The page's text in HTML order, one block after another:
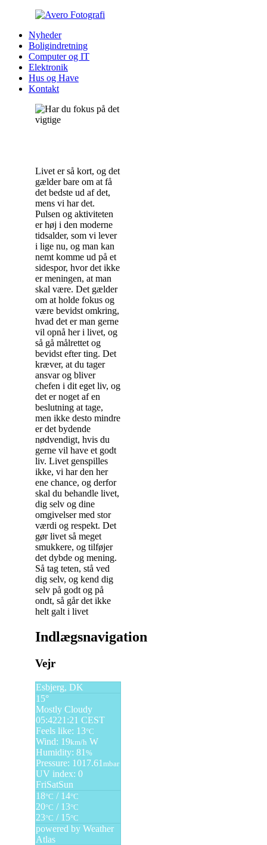
Nyheder
Boligindretning
Computer og IT
Elektronik
Hus og Have
Kontakt
Livet er så kort, og det
gælder bare om at få
det bedste ud af det,
mens vi har det.
Pulsen og aktiviteten
er høj i den moderne
tidsalder, som vi lever
i lige nu, og man kan
nemt komme ud på et
sidespor, hvor det ikke
er meningen, at man
skal være. Det gælder
om at holde fokus og
være bevidst omkring,
hvad det er man gerne
vil opnå her i livet, og
så gå målrettet og
bevidst efter ting. Det
kræver, at du tager
ansvar og bliver
chefen i dit eget liv, og
det er noget af en
beslutning at tage,
men ikke desto mindre
er det bydende
nødvendigt, hvis du
gerne vil have et godt
liv. Livet genspilles
ikke, vi har den her
ene chance, og derfor
skal du behandle livet,
dig selv og dine
omgivelser med stor
værdi og respekt. Det
gør livet så meget
smukkere, og tilføjer
det dybde og mening.
Så tag teten, stå ved
dig selv, og kend dig
selv på godt og på
ondt, så går det ikke
helt galt i livet
Indlægsnavigation
Vejr
Esbjerg, DK
15°
Mostly Cloudy
05:4221:21 CEST
Feels like: 13°C
Wind: 19km/h W
Humidity: 81 %
Pressure: 1017.61 mbar
UV index: 0
FriSatSun
18°C / 14°C
20°C / 13°C
23°C / 15°C
powered by Weather
Atlas